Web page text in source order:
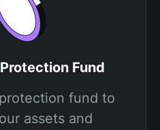
Fund
fund to
assets and